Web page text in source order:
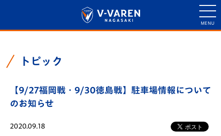
トピック
【9/27福岡戦・9/30徳島戦】駐車場情報について
のお知らせ
2020.09.18